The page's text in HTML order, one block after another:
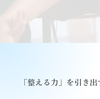
「整える力」を引き